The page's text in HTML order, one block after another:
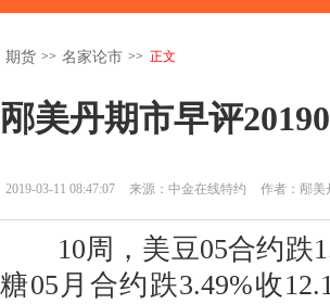
期货 >> 名家论市 >> 正文
邴美丹期市早评
2019-03-11 08:47:07 来源：中金在线特约 作者：邴美
10周，美豆05合约跌
糖05月合约跌3.49%收